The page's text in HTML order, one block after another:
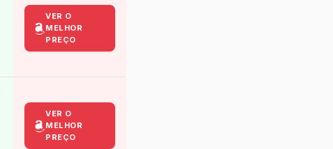
VER O
MELHOR
PREÇO
VER O
MELHOR
PREÇO